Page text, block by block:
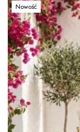
Nowość